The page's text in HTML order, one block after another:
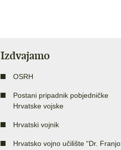
Izdvajamo
OSRH
Postani pripadnik pobjedničke
Hrvatske vojske
Hrvatski vojnik
Hrvatsko vojno učilište “Dr. Franjo